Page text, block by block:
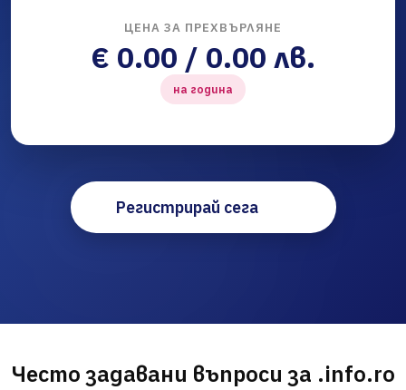
ЦЕНА ЗА ПРЕХВЪРЛЯНЕ
€ 0.00 / 0.00 лв.
на година
Регистрирай сега
Често задавани въпроси за .info.ro